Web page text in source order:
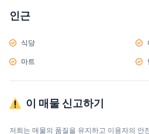
인근
식당
마트
이 매물 신고하기
저희는 매물의 품질을 유지하고 이용자의 안